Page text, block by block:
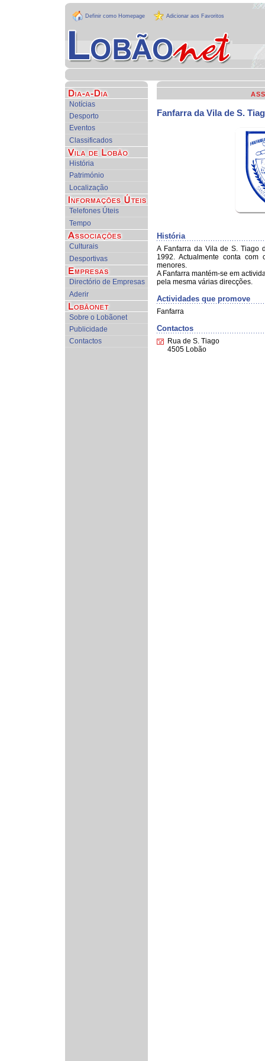
Definir como Homepage Adicionar aos Favoritos
Notícias
Desporto
Eventos
Classificados
História
Património
Localização
Telefones Úteis
Tempo
Culturais
Desportivas
Directório de Empresas
Aderir
Sobre o Lobãonet
Publicidade
Contactos
Fanfarra da Vila de S.
História
A Fanfarra da Vila de S. Tiago
1992. Actualmente conta
menores.
A Fanfarra mantém-se em
pela mesma várias direcções.
Actividades que promove
Fanfarra
Contactos
Rua de S. Tiago
4505 Lobão